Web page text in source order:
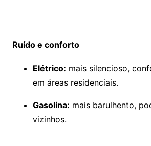
Ruído e conforto
Elétrico: mais silencioso,
em áreas residenciais.
Gasolina: mais barulhento,
vizinhos.